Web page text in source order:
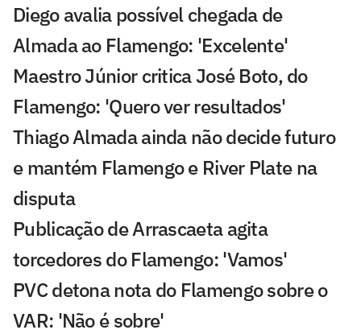
Diego avalia possível chegada de
Almada ao Flamengo: 'Excelente'
Maestro Júnior critica José Boto, do
Flamengo: 'Quero ver resultados'
Thiago Almada ainda não decide futuro
e mantém Flamengo e River Plate na
disputa
Publicação de Arrascaeta agita
torcedores do Flamengo: 'Vamos'
PVC detona nota do Flamengo sobre o
VAR: 'Não é sobre'